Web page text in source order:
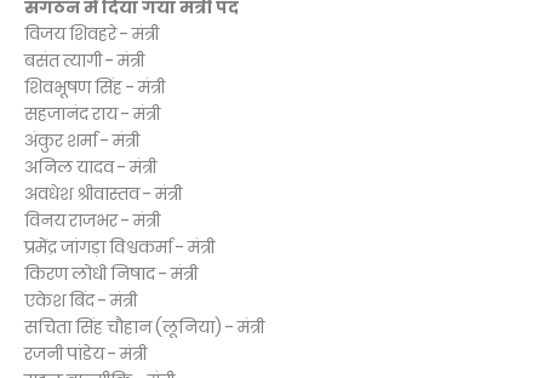
संगठन में दिया गया मंत्री पद
विजय शिवहरे - मंत्री
बसंत त्यागी - मंत्री
शिवभूषण सिंह - मंत्री
सहजानंद राय - मंत्री
अंकुर शर्मा - मंत्री
अनिल यादव - मंत्री
अवधेश श्रीवास्तव - मंत्री
विनय राजभर - मंत्री
प्रमेंद्र जांगड़ा विश्वकर्मा - मंत्री
किरण लोधी निषाद - मंत्री
एकेश बिंद - मंत्री
सचिता सिंह चौहान (लूनिया) - मंत्री
रजनी पांडेय - मंत्री